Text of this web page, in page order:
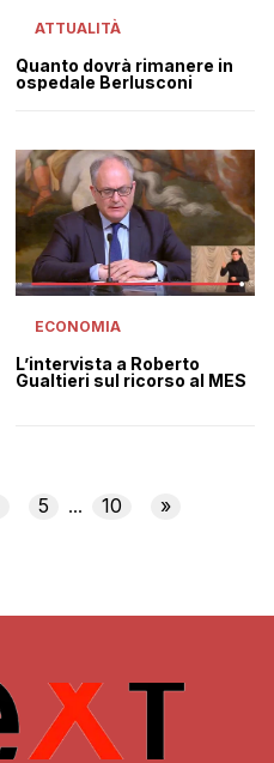
ATTUALITÀ
Quanto dovrà rimanere in
ospedale Berlusconi
ECONOMIA
L’intervista a Roberto
Gualtieri sul ricorso al MES
5 ... 10 »